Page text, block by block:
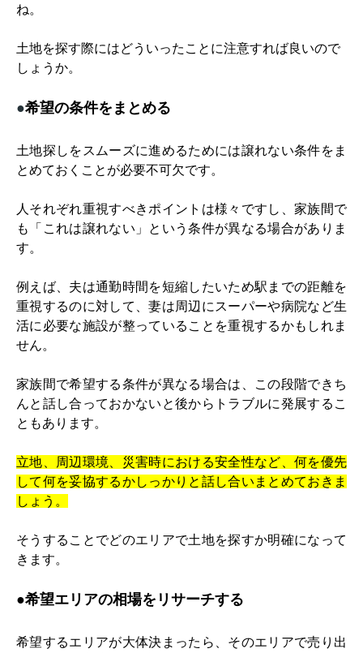
ね。
土地を探す際にはどういったことに注意すれば良いので
しょうか。
●希望の条件をまとめる
土地探しをスムーズに進めるためには譲れない条件をま
とめておくことが必要不可欠です。
人それぞれ重視すべきポイントは様々ですし、家族間で
も「これは譲れない」という条件が異なる場合がありま
す。
例えば、夫は通勤時間を短縮したいため駅までの距離を
重視するのに対して、妻は周辺にスーパーや病院など生
活に必要な施設が整っていることを重視するかもしれま
せん。
家族間で希望する条件が異なる場合は、この段階できち
んと話し合っておかないと後からトラブルに発展するこ
ともあります。
立地、周辺環境、災害時における安全性など、何を優先
して何を妥協するかしっかりと話し合いまとめておきま
しょう。
そうすることでどのエリアで土地を探すか明確になって
きます。
●希望エリアの相場をリサーチする
希望するエリアが大体決まったら、そのエリアで売り出